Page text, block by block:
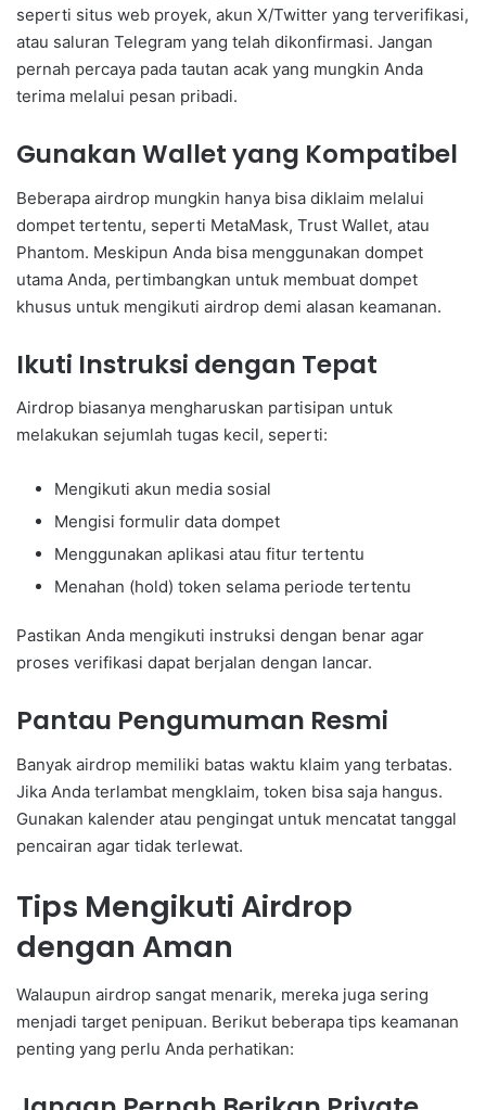
seperti situs web proyek, akun X/Twitter yang terverifikasi,
atau saluran Telegram yang telah dikonfirmasi. Jangan
pernah percaya pada tautan acak yang mungkin Anda
terima melalui pesan pribadi.
Gunakan Wallet yang Kompatibel
Beberapa airdrop mungkin hanya bisa diklaim melalui
dompet tertentu, seperti MetaMask, Trust Wallet, atau
Phantom. Meskipun Anda bisa menggunakan dompet
utama Anda, pertimbangkan untuk membuat dompet
khusus untuk mengikuti airdrop demi alasan keamanan.
Ikuti Instruksi dengan Tepat
Airdrop biasanya mengharuskan partisipan untuk
melakukan sejumlah tugas kecil, seperti:
Mengikuti akun media sosial
Mengisi formulir data dompet
Menggunakan aplikasi atau fitur tertentu
Menahan (hold) token selama periode tertentu
Pastikan Anda mengikuti instruksi dengan benar agar
proses verifikasi dapat berjalan dengan lancar.
Pantau Pengumuman Resmi
Banyak airdrop memiliki batas waktu klaim yang terbatas.
Jika Anda terlambat mengklaim, token bisa saja hangus.
Gunakan kalender atau pengingat untuk mencatat tanggal
pencairan agar tidak terlewat.
Tips Mengikuti Airdrop
dengan Aman
Walaupun airdrop sangat menarik, mereka juga sering
menjadi target penipuan. Berikut beberapa tips keamanan
penting yang perlu Anda perhatikan: